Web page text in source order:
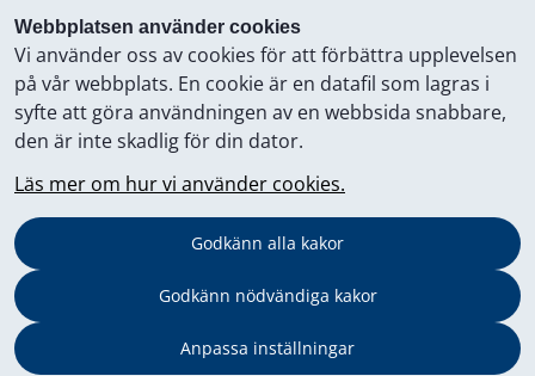
Webbplatsen använder cookies
Vi använder oss av cookies för att förbättra upplevelsen
på vår webbplats. En cookie är en datafil som lagras i
syfte att göra användningen av en webbsida snabbare,
den är inte skadlig för din dator.
Läs mer om hur vi använder cookies.
Godkänn alla kakor
Godkänn nödvändiga kakor
Anpassa inställningar